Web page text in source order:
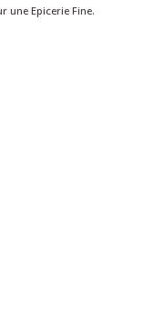
une Epicerie Fine.